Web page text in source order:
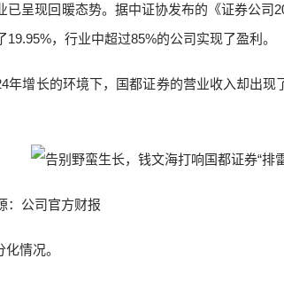
已呈现回暖态势。据中证协发布的《证券公司
，行业中超过85%的公司实现了盈利。
年增长的环境下，国都证券的营业收入却出
：公司官方财报
情况。